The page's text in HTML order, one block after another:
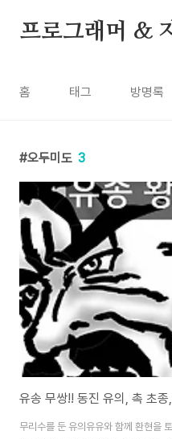
프로그래머 &
홈 태그 방명록
오두미도 3
유송 무쌍!! 동진 유의, 촉 초
무리수를 둔 유의유유와 함께 환현을